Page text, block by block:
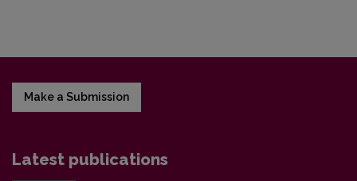
Make a Submission
Latest publications